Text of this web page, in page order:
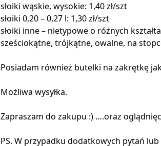
słoiki wąskie, wysokie: 1,40 zł/szt
słoiki 0,20 – 0,27 l: 1,30 zł/szt
słoiki inne – nietypowe o różnych
sześciokątne, trójkątne, owalne, na
Posiadam również butelki na zakrętkę
Możliwa wysyłka.
Zapraszam do zakupu :) ….oraz
PS. W przypadku dodatkowych pytań